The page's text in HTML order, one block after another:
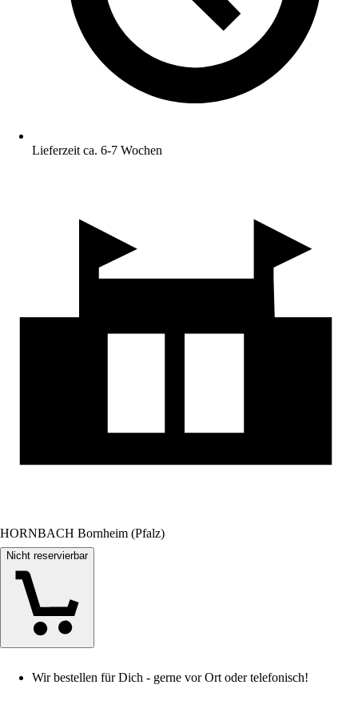
Lieferzeit ca. 6-7 Wochen
HORNBACH Bornheim (Pfalz)
Nicht reservierbar
Wir bestellen für Dich - gerne vor Ort oder telefonisch!